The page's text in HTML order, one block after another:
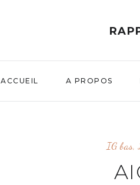
ACCUEIL A PROPOS
IG bas,